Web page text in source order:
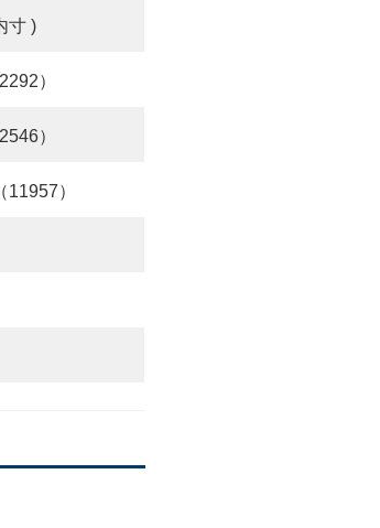
寸 )
）
）
11957）